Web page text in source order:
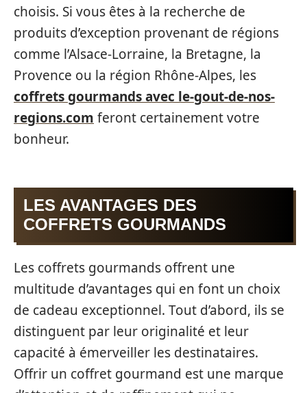
choisis. Si vous êtes à la recherche de
produits d’exception provenant de régions
comme l’Alsace-Lorraine, la Bretagne, la
Provence ou la région Rhône-Alpes, les
coffrets gourmands avec le-gout-de-nos-
regions.com feront certainement votre
bonheur.
LES AVANTAGES DES
COFFRETS GOURMANDS
Les coffrets gourmands offrent une
multitude d’avantages qui en font un choix
de cadeau exceptionnel. Tout d’abord, ils se
distinguent par leur originalité et leur
capacité à émerveiller les destinataires.
Offrir un coffret gourmand est une marque